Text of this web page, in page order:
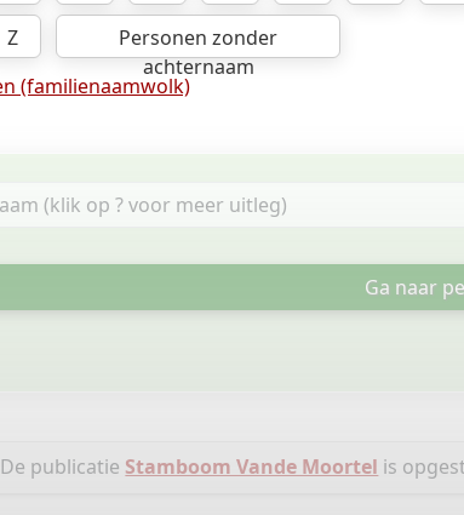
Z
Personen zonder
achternaam
(familienaamwolk)
Ga naar
De publicatie Stamboom Vande Moortel is